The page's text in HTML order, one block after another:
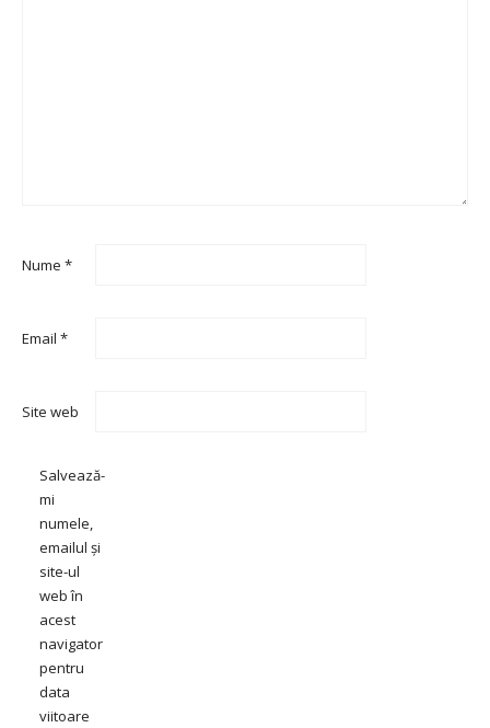
Nume *
Email *
Site web
Salvează-
mi
numele,
emailul și
site-ul
web în
acest
navigator
pentru
data
viitoare